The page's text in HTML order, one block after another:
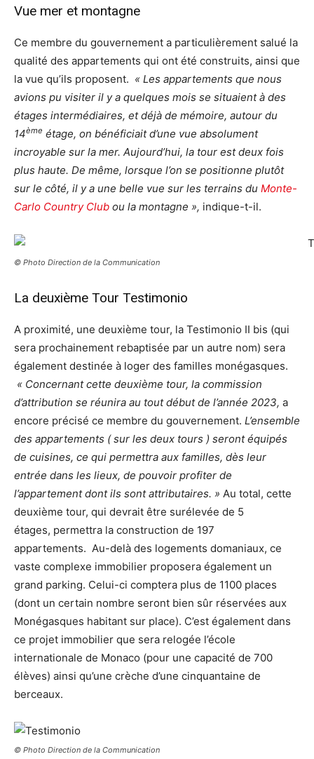
Vue mer et montagne
Ce membre du gouvernement a particulièrement salué la
qualité des appartements qui ont été construits, ainsi que
la vue qu’ils proposent. « Les appartements que nous
avions pu visiter il y a quelques mois se situaient à des
étages intermédiaires, et déjà de mémoire, autour du
14ème étage, on bénéficiait d’une vue absolument
incroyable sur la mer. Aujourd’hui, la tour est deux fois
plus haute. De même, lorsque l’on se positionne plutôt
sur le côté, il y a une belle vue sur les terrains du Monte-
Carlo Country Club ou la montagne », indique-t-il.
© Photo Direction de la Communication
La deuxième Tour Testimonio
A proximité, une deuxième tour, la Testimonio II bis (qui
sera prochainement rebaptisée par un autre nom) sera
également destinée à loger des familles monégasques.
« Concernant cette deuxième tour, la commission
d’attribution se réunira au tout début de l’année 2023, a
encore précisé ce membre du gouvernement. L’ensemble
des appartements ( sur les deux tours ) seront équipés
de cuisines, ce qui permettra aux familles, dès leur
entrée dans les lieux, de pouvoir profiter de
l’appartement dont ils sont attributaires. » Au total, cette
deuxième tour, qui devrait être surélevée de 5
étages, permettra la construction de 197
appartements. Au-delà des logements domaniaux, ce
vaste complexe immobilier proposera également un
grand parking. Celui-ci comptera plus de 1100 places
(dont un certain nombre seront bien sûr réservées aux
Monégasques habitant sur place). C’est également dans
ce projet immobilier que sera relogée l’école
internationale de Monaco (pour une capacité de 700
élèves) ainsi qu’une crèche d’une cinquantaine de
berceaux.
© Photo Direction de la Communication